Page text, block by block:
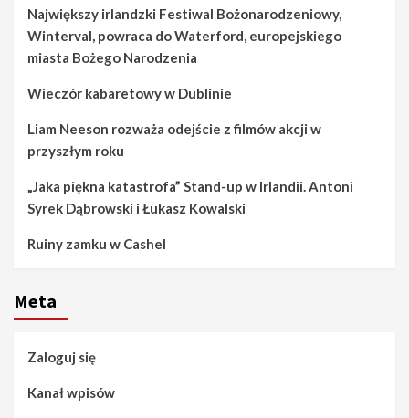
Największy irlandzki Festiwal Bożonarodzeniowy,
Winterval, powraca do Waterford, europejskiego
miasta Bożego Narodzenia
Wieczór kabaretowy w Dublinie
Liam Neeson rozważa odejście z filmów akcji w
przyszłym roku
„Jaka piękna katastrofa” Stand-up w Irlandii. Antoni
Syrek Dąbrowski i Łukasz Kowalski
Ruiny zamku w Cashel
Meta
Zaloguj się
Kanał wpisów